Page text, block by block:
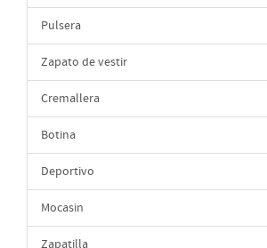
Pulsera
Zapato de vestir
Cremallera
Botina
Deportivo
Mocasin
Zapatilla